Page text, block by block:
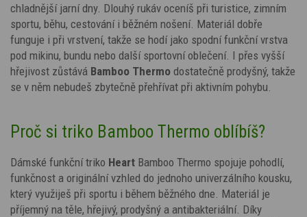
chladnější jarní dny. Dlouhý rukáv oceníš při turistice, zimním
sportu, běhu, cestování i běžném nošení. Materiál dobře
funguje i při vrstvení, takže se hodí jako spodní funkční vrstva
pod mikinu, bundu nebo další sportovní oblečení. I přes vyšší
hřejivost zůstává Bamboo Thermo dostatečně prodyšný, takže
se v něm nebudeš zbytečně přehřívat při aktivním pohybu.
Proč si triko Bamboo Thermo oblíbíš?
Dámské funkční triko Heart Bamboo Thermo spojuje pohodlí,
funkčnost a originální vzhled do jednoho univerzálního kousku,
který využiješ při sportu i během běžného dne. Materiál je
příjemný na těle, hřejivý, prodyšný a antibakteriální. Díky